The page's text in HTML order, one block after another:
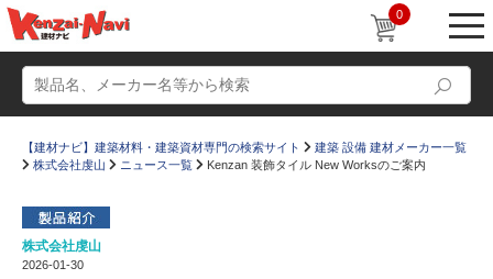
0
【建材ナビ】建築材料・建築資材専門の検索サイト
建築 設備 建材メーカー一覧
株式会社虔山
ニュース一覧 Kenzan 装飾タイル New Worksのご案内
株式会社虔山
2026-01-30